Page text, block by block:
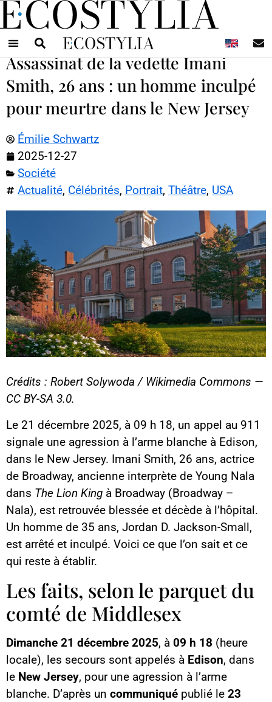
Assassinat de la vedette Imani
Smith, 26 ans : un homme inculpé
pour meurtre dans le New Jersey
Émilie Schwartz
2025-12-27
Société
Actualité, Célébrités, Portrait, Théâtre, USA
Crédits : Robert Solywoda / Wikimedia Commons —
CC BY-SA 3.0.
Le 21 décembre 2025, à 09 h 18, un appel au 911
signale une agression à l’arme blanche à Edison,
dans le New Jersey. Imani Smith, 26 ans, actrice
de Broadway, ancienne interprète de Young Nala
dans The Lion King à Broadway (Broadway –
Nala), est retrouvée blessée et décède à l’hôpital.
Un homme de 35 ans, Jordan D. Jackson-Small,
est arrêté et inculpé. Voici ce que l’on sait et ce
qui reste à établir.
Les faits, selon le parquet du
comté de Middlesex
Dimanche 21 décembre 2025, à 09 h 18 (heure
locale), les secours sont appelés à Edison, dans
le New Jersey, pour une agression à l’arme
blanche. D’après un communiqué publié le 23